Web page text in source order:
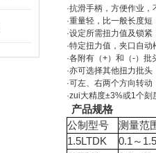
·抗滑手柄，方便作业，
·重量轻，比一般长度
·设定所需扭力值及锁
·特定扭力值，夹口自
·各附有（+）和（-）批
·亦可选择其他扭力批头
·可左、右两个方向转动
·zui大精度±3%或1个刻
产品规格
公制型号
测量范
1.5LTDK
0.1～